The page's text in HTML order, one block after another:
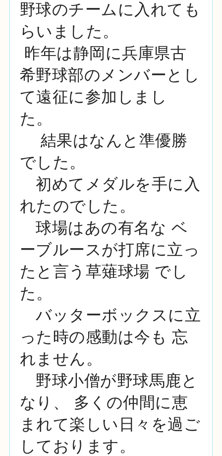
野球のチームに入れても
らいました。
昨年は静岡に兵庫県古
希野球部のメンバーとし
て遠征に参加しまし
た。
結果はなんと準優勝
でした。
初めてメダルを手に入
れたのでした。
球場はあの有名な ベ
ーブルースが打席に立っ
たと言う草薙球場 でし
た。
バッターボックスに立
った時の感動は今も 忘
れません。
野球小僧が野球馬鹿と
なり、 多くの仲間に恵
まれて楽しい日々を過ご
しております。